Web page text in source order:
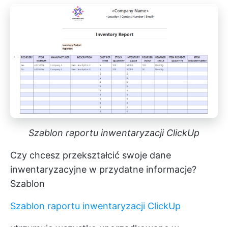
Szablon raportu inwentaryzacji ClickUp
Czy chcesz przekształcić swoje dane
inwentaryzacyjne w przydatne informacje?
Szablon
Szablon raportu inwentaryzacji ClickUp